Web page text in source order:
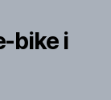
bike i